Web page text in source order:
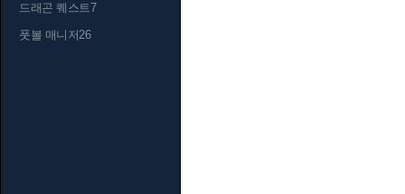
드래곤 퀘스트7
풋볼 매니저26